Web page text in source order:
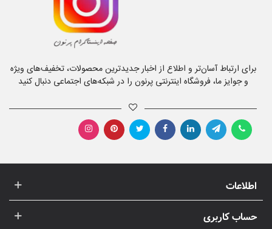
برای ارتباط آسان‌تر و اطلاع از اخبار جدیدترین محصولات، تخفیف‌های ویژه
و جوایز ما، فروشگاه اینترنتی پرنون را در شبکه‌های اجتماعی دنبال کنید
اطلاعات
حساب کاربری